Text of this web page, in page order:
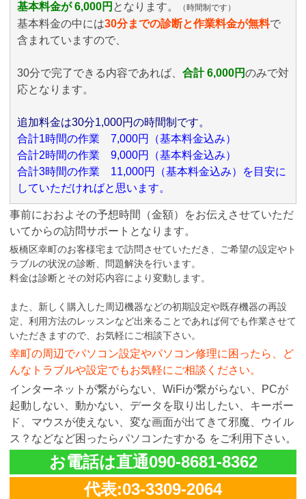
基本料金が 6,000円 となります。 （時間制です）
基本料金の中には30分までの診断と作業料金が無料で
含まれていますので、
30分で完了できる内容であれば、 合計 6,000円のみで対
応となります。
追加料金は30分1,000円の時間制です。
合計1時間の作業 7,000円（基本料金込み）
合計2時間の作業 9,000円（基本料金込み）
合計3時間の作業 11,000円（基本料金込み）を目安に
していただければと思います。
事前におおよその予想時間（金額）をお伝えさせていただ
いてからの訪問サポートとなります。
板橋区幸町のお客様宅まで訪問させていただき、ご希望の設定やト
ラブルの状況の診断、問題解決を行います。
料金は診断とその対応内容により変動します。
また、新しく購入した周辺機器などの初期設定や既存機器の再設
定、利用方法のレッスンなど出来ることであれば何でも作業させて
いただきますので、お気軽にご相談下さい。
幸町の周辺でパソコン設定やパソコン修理に困ったら、ど
んなトラブルや設定でもお気軽にご相談ください。
インターネットが繋がらない、WiFiが繋がらない、PCが
起動しない、動かない、データを取り出したい、キーボー
ド、マウスが使えない、変な画面が出てきて邪魔、ウイル
ス？などなど困ったらパソコンたすかる をご利用下さい。
お電話は直通090-8681-8362
代表:03-3309-2064